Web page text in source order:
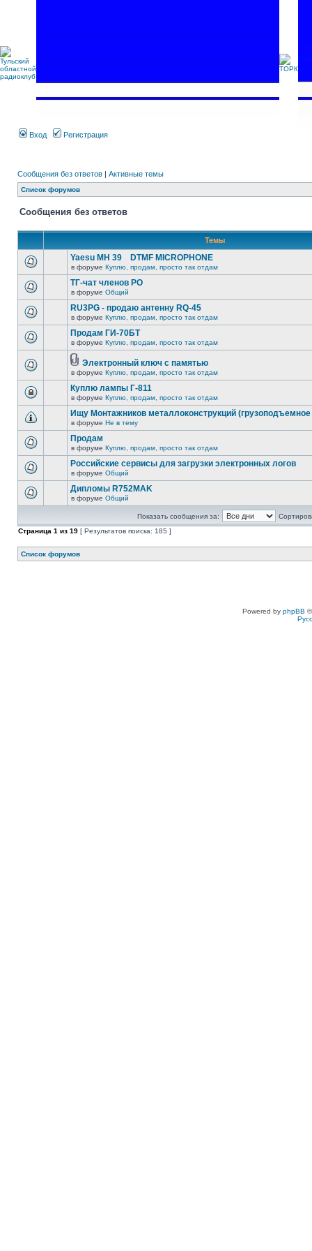
Вход Регистрация
Сообщения без ответов | Активные темы
Список форумов
Сообщения без ответов
Темы
Yaesu MH 39 DTMF MICROPHONE
в форуме Куплю, продам, просто так отдам
ТГ-чат членов РО
в форуме Общий
RU3PG - продаю антенну RQ-45
в форуме Куплю, продам, просто так отдам
Продам ГИ-70БТ
в форуме Куплю, продам, просто так отдам
Электронный ключ с памятью
в форуме Куплю, продам, просто так отдам
Куплю лампы Г-811
в форуме Куплю, продам, просто так отдам
Ищу Монтажников металлоконструкций
в форуме Не в тему
Продам
в форуме Куплю, продам, просто так отдам
Российские сервисы для загрузки электронных логов
в форуме Общий
Дипломы R752MAK
в форуме Общий
Показать сообщения за:
Страница 1 из 19 [ Результатов поиска: 185 ]
Список форумов
Powered by phpBB